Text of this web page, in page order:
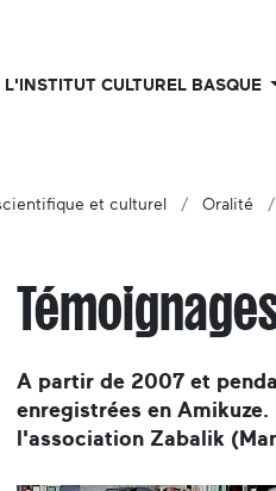
L'INSTITUT CULTUREL BASQUE
et culturel Oralité
A partir de 2007 et
enregistrées en
l'association Zabalik